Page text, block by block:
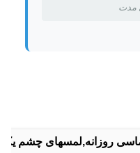
مدت
روزانه,لمسهای چشم